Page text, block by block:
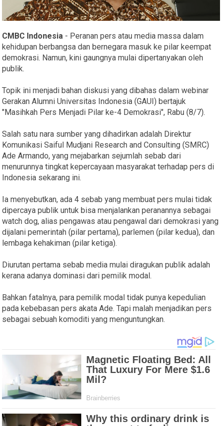
CMBC Indonesia - Peranan pers atau media massa dalam
kehidupan berbangsa dan bernegara masuk ke pilar keempat
demokrasi. Namun, kini gaungnya mulai dipertanyakan oleh
publik.
Topik ini menjadi bahan diskusi yang dibahas dalam webinar
Gerakan Alumni Universitas Indonesia (GAUI) bertajuk
"Masihkah Pers Menjadi Pilar ke-4 Demokrasi", Rabu (8/7).
Salah satu nara sumber yang dihadirkan adalah Direktur
Komunikasi Saiful Mudjani Research and Consulting (SMRC)
Ade Armando, yang mejabarkan sejumlah sebab dari
menurunnya tingkat kepercayaan masyarakat terhadap pers di
Indonesia sekarang ini.
Ia menyebutkan, ada 4 sebab yang membuat pers mulai tidak
dipercaya publik untuk bisa menjalankan peranannya sebagai
watch dog, alias pengawas atau pengawal dari demokrasi yang
dijalani pemerintah (pilar pertama), parlemen (pilar kedua), dan
lembaga kehakiman (pilar ketiga).
Diurutan pertama sebab media mulai diragukan publik adalah
kerana adanya dominasi dari pemilik modal.
Bahkan fatalnya, para pemilik modal tidak punya kepedulian
pada kebebasan pers akata Ade. Tapi malah menjadikan pers
sebagai sebuah komoditi yang menguntungkan.